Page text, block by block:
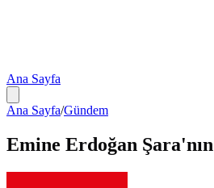
Ana Sayfa
Ana Sayfa/Gündem
Emine Erdoğan